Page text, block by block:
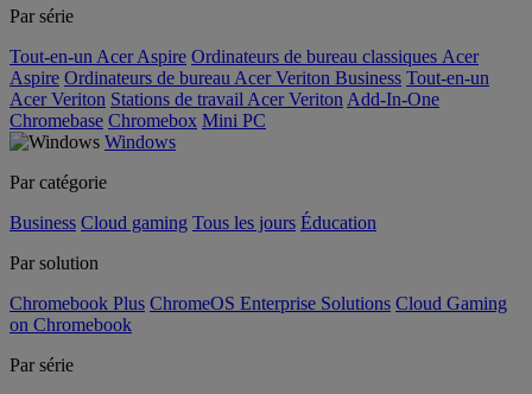
Par série
Tout-en-un Acer Aspire Ordinateurs de bureau classiques Acer
Aspire Ordinateurs de bureau Acer Veriton Business Tout-en-un
Acer Veriton Stations de travail Acer Veriton Add-In-One
Chromebase Chromebox Mini PC
Windows
Par catégorie
Business Cloud gaming Tous les jours Éducation
Par solution
Chromebook Plus ChromeOS Enterprise Solutions Cloud Gaming
on Chromebook
Par série